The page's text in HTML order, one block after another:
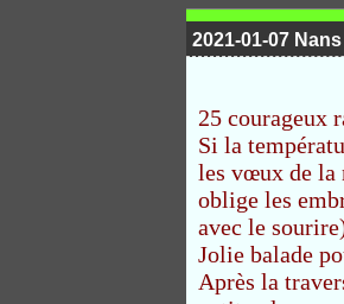
2021-01-07
25 courageux
Si la
les vœux de la
oblige les
avec le
Jolie balade
Après la